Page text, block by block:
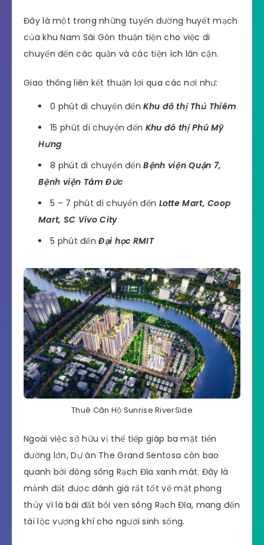
Đây là một trong những tuyến đường huyết mạch
của khu Nam Sài Gòn thuận tiện cho việc di
chuyển đến các quận và các tiện ích lân cận.
Giao thông liên kết thuận lợi qua các nơi như:
0 phút di chuyển đếnKhu đô thị Thủ Thiêm
15 phút di chuyển đến Khu đô thị Phú Mỹ
Hưng
8 phút di chuyển đếnBệnh viện Quận 7,
Bệnh viện Tâm Đức
5 – 7 phút di chuyển đến Lotte Mart, Coop
Mart, SC Vivo City
5 phút đến Đại học RMIT
Thuê Căn Hộ Sunrise RiverSide
Ngoài việc sở hữu vị thế tiếp giáp ba mặt tiền
đường lớn, Dự án The Grand Sentosa còn bao
quanh bởi dòng sông Rạch Đĩa xanh mát. Đây là
mảnh đất được đánh giá rất tốt về mặt phong
thủy vì là bãi đất bồi ven sông Rạch Đĩa, mang đến
tài lộc vượng khí cho người sinh sống.